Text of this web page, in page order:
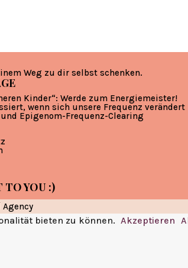
Weg zu dir selbst schenken.
Kinder“: Werde zum Energiemeister!
wenn sich unsere Frequenz verändert
Epigenom-Frequenz-Clearing
TO YOU :)
Agency
bieten zu können. Akzeptieren